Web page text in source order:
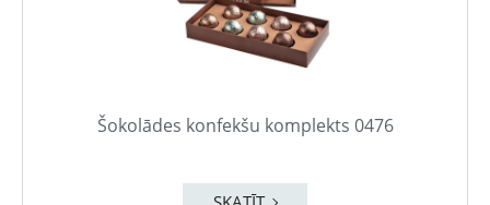
Šokolādes konfekšu komplekts 0476